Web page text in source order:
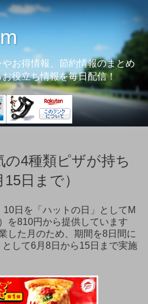
お得情報、節約情報のまとめ
役立ち情報を毎日配信！
の4種類ピザが持ち
日まで）
日を「ハットの日」としてM
を810円から提供しています
した月のため、期間を8日間に
して6月8日から15日まで実施